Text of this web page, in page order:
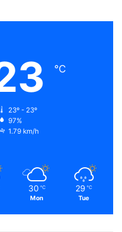
℃
23º - 23º
97%
1.79 km/h
30 ℃
Mon
29 ℃
Tue